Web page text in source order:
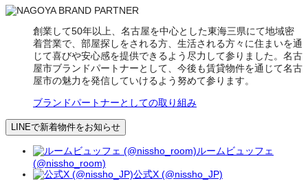
創業して50年以上、名古屋を中心とした東海三県にて地域密
着営業で、部屋探しをされる方、生活される方々に住まいを通
じて喜びや安心感を提供できるよう尽力して参りました。名古
屋市ブランドパートナーとして、今後も賃貸物件を通じて名古
屋市の魅力を発信していけるよう努めて参ります。
ブランドパートナーとしての取り組み
LINEで新着物件をお知らせ
ルームビュッフェ
(@nissho_room)
公式X (@nissho_JP)